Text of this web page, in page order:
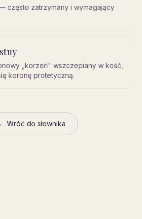
często zatrzymany i wymagający
„korzeń" wszczepiany w kość,
koronę protetyczną.
← Wróć do słownika